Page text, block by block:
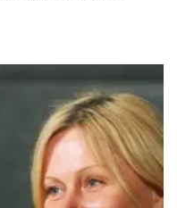
yra skirtas
spalvotus
naudoti